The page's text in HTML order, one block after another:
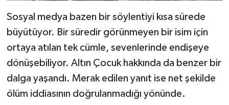
Sosyal medya bazen bir söylentiyi kısa sürede
büyütüyor. Bir süredir görünmeyen bir isim için
ortaya atılan tek cümle, sevenlerinde endişeye
dönüşebiliyor. Altın Çocuk hakkında da benzer bir
dalga yaşandı. Merak edilen yanıt ise net şekilde
ölüm iddiasının doğrulanmadığı yönünde.